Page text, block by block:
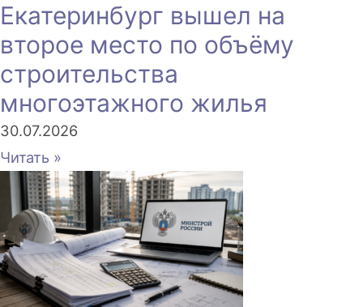
Екатеринбург вышел на
второе место по объёму
строительства
многоэтажного жилья
30.07.2026
Читать »